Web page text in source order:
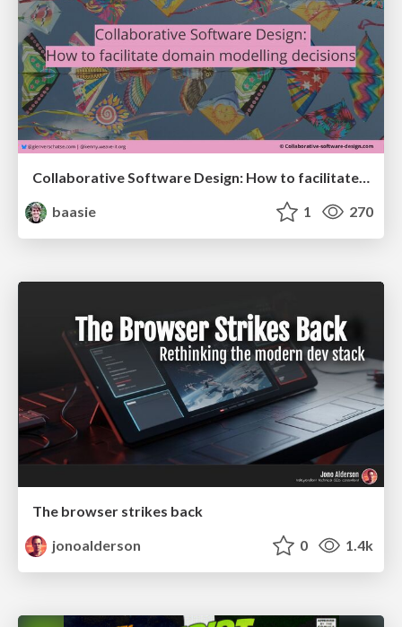
Collaborative Software Design: How to facilitate domain modelling decisions
baasie
1 270
The browser strikes back
jonoalderson
0 1.4k